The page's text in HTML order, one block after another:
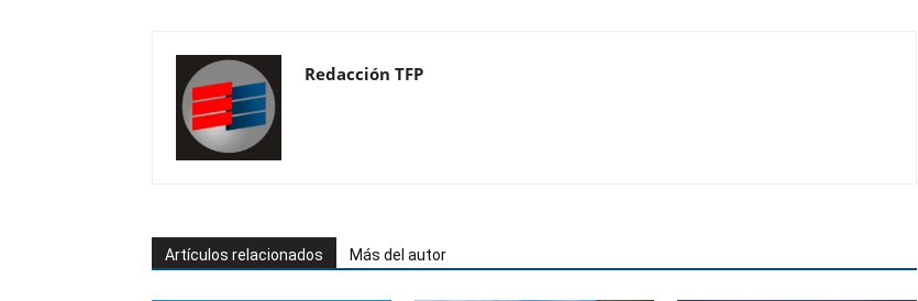
Redacción TFP
Artículos relacionados Más del autor